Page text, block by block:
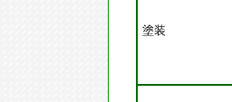
塗装